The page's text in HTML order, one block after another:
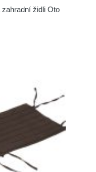
židli Oto